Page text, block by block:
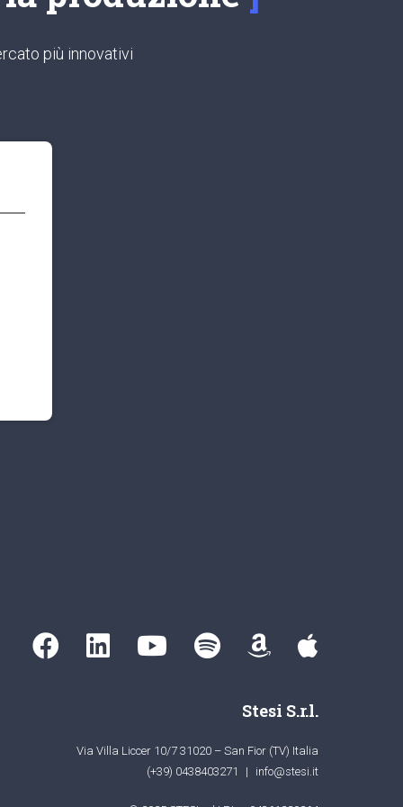
più innovativi
Stesi S.r.l.
Via Villa Liccer 10/7 31020 – San Fior (TV) Italia
(+39) 0438403271
| info@stesi.it